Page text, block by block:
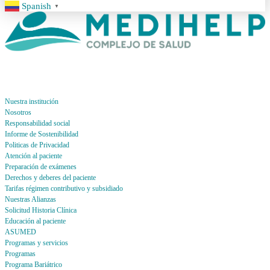
Spanish ▼
Nuestra institución
Nosotros
Responsabilidad social
Informe de Sostenibilidad
Politicas de Privacidad
Atención al paciente
Preparación de exámenes
Derechos y deberes del paciente
Tarifas régimen contributivo y subsidiado
Nuestras Alianzas
Solicitud Historia Clínica
Educación al paciente
ASUMED
Programas y servicios
Programas
Programa Bariátrico